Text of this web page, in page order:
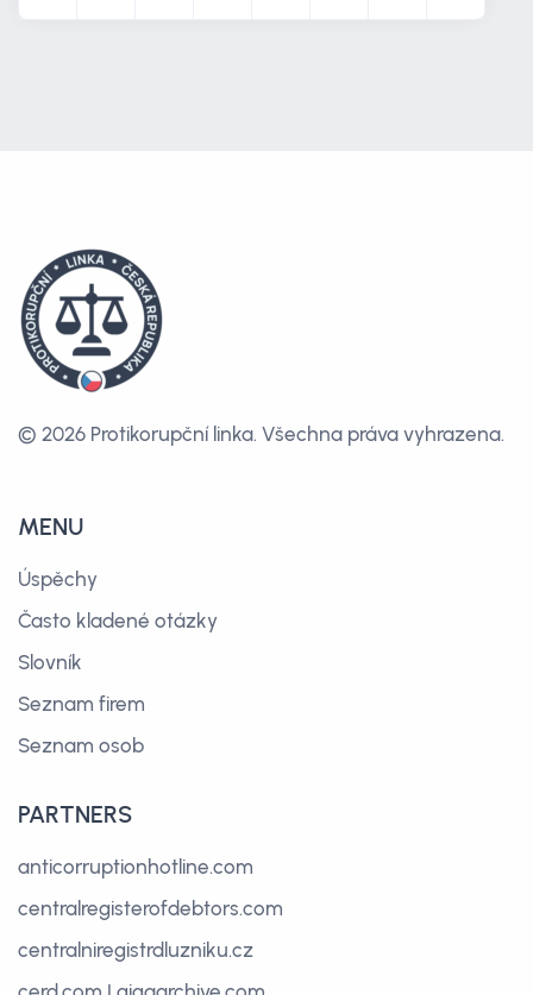
© 2026 Protikorupční linka. Všechna práva vyhrazena.
MENU
Úspěchy
Často kladené otázky
Slovník
Seznam firem
Seznam osob
PARTNERS
anticorruptionhotline.com
centralregisterofdebtors.com
centralniregistrdluzniku.cz